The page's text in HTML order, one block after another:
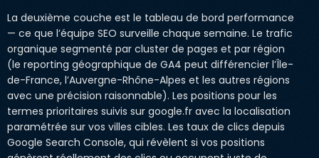
La deuxième couche est le tableau de bord performance
— ce que l’équipe SEO surveille chaque semaine. Le trafic
organique segmenté par cluster de pages et par région
(le reporting géographique de GA4 peut différencier l’Île-
de-France, l’Auvergne-Rhône-Alpes et les autres régions
avec une précision raisonnable). Les positions pour les
termes prioritaires suivis sur google.fr avec la localisation
paramétrée sur vos villes cibles. Les taux de clics depuis
Google Search Console, qui révèlent si vos positions